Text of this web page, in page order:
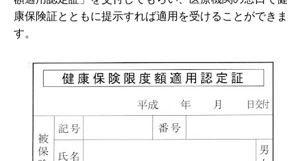
康保険証とともに提示すれば適用を受けることができま
す。